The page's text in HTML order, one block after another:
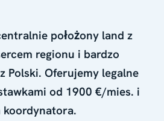
położony land z
regionu i bardzo
Polski. Oferujemy legalne
od 1900 €/mies. i
koordynatora.